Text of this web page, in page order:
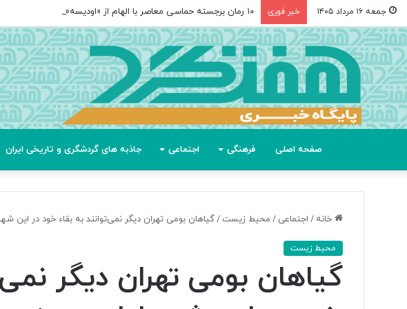
جمعه ۱۶ مرداد ۱۴۰۵ خبر فوری ۱۰ رمان برجسته حماسی معاصر با الهام از «اودیسه» هومر
صفحه اصلی فرهنگی اجتماعی جاذبه های گردشگری و تاریخی ایران
خانه / اجتماعی / محیط زیست /گیاهان بومی تهران دیگر نمی‌توانند به بقاء خود در این
محیط زیست
گیاهان بومی تهران دیگر